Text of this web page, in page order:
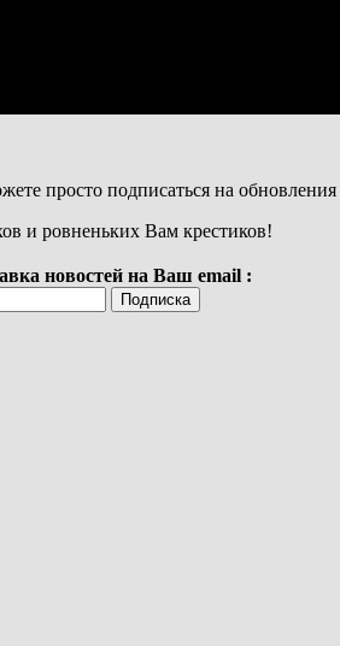
просто подписаться на обновления
и ровненьких Вам крестиков!
новостей на Ваш email :